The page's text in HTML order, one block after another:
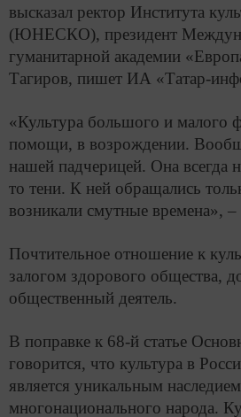
высказал ректор Института
(ЮНЕСКО), президент
гуманитарной академии
Тагиров, пишет ИА «Татар-
«Культура большого и малого
помощи, в возрождении.
нашей падчерицей. Она всегда
то тени. К ней обращались
возникали смутные времена», –
Почтительное отношение к
залогом здорового общества,
общественный деятель.
В поправке к 68-й статье
говорится, что культура в
является уникальным
многонационального народа.